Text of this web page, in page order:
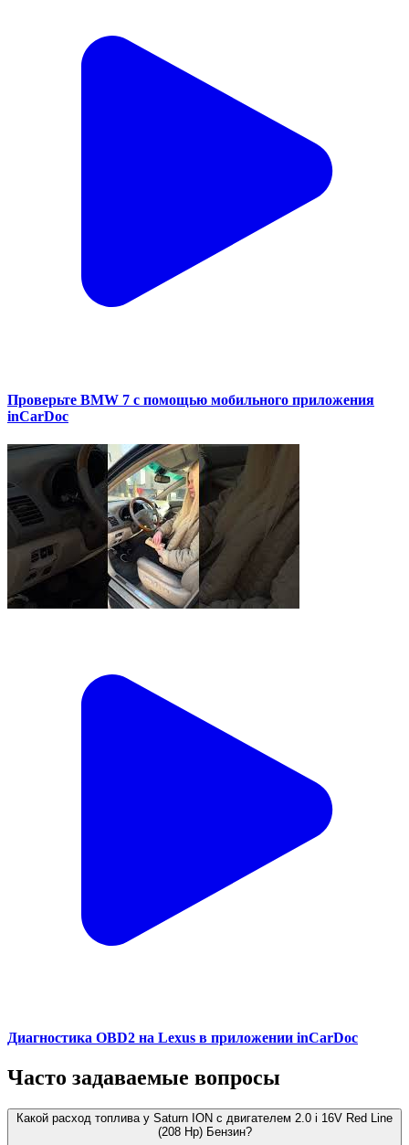
Проверьте BMW 7 с помощью мобильного приложения
inCarDoc
Диагностика OBD2 на Lexus в приложении inCarDoc
Часто задаваемые вопросы
Какой расход топлива у Saturn ION с двигателем 2.0 i 16V Red Line
(208 Hp) Бензин?